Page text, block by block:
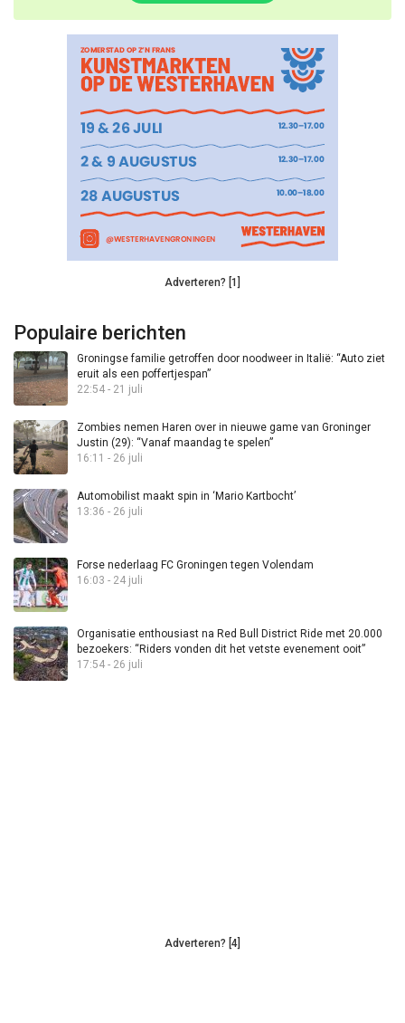
Adverteren? [1]
Populaire berichten
Groningse familie getroffen door noodweer in Italië: “Auto ziet
eruit als een poffertjespan”
22:54 - 21 juli
Zombies nemen Haren over in nieuwe game van Groninger
Justin (29): “Vanaf maandag te spelen”
16:11 - 26 juli
Automobilist maakt spin in ‘Mario Kartbocht’
13:36 - 26 juli
Forse nederlaag FC Groningen tegen Volendam
16:03 - 24 juli
Organisatie enthousiast na Red Bull District Ride met 20.000
bezoekers: “Riders vonden dit het vetste evenement ooit”
17:54 - 26 juli
Adverteren? [4]